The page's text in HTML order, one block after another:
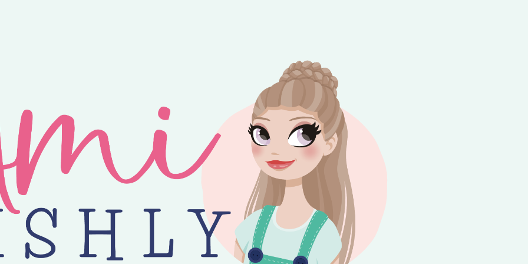
ontvang je 25% korting op alle losse Amilishly patronen bij een minimale besteding van €10,-. Geldig tot en met